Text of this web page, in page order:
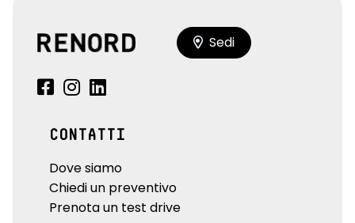
Sedi
CONTATTI
Dove siamo
Chiedi un preventivo
Prenota un test drive